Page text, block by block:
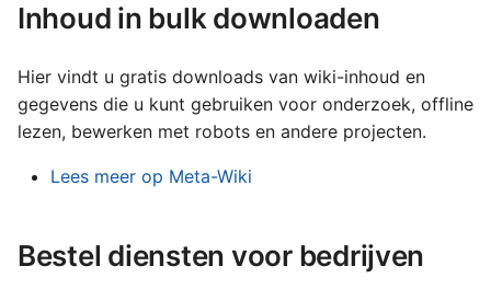
Inhoud in bulk downloaden
Hier vindt u gratis downloads van wiki-inhoud en
gegevens die u kunt gebruiken voor onderzoek, offline
lezen, bewerken met robots en andere projecten.
Lees meer op Meta-Wiki
Bestel diensten voor bedrijven